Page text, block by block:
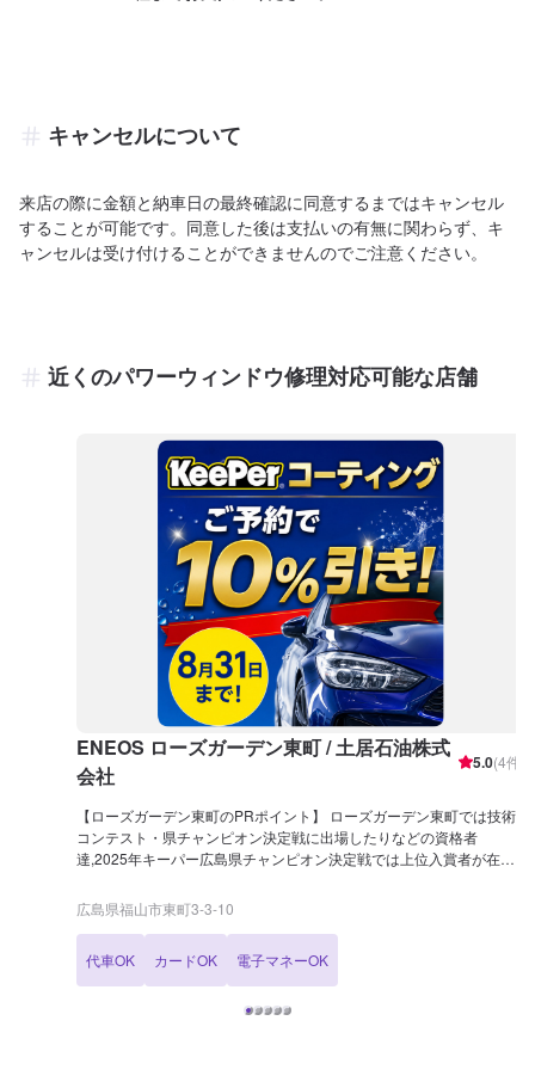
キャンセルについて
来店の際に金額と納車日の最終確認に同意するまではキャンセル
することが可能です。同意した後は支払いの有無に関わらず、キ
ャンセルは受け付けることができませんのでご注意ください。
近くのパワーウィンドウ修理対応可能な店舗
ENEOS ローズガーデン東町 / 土居石油株式
会社
5.0(4件)
【ローズガーデン東町のPRポイント】 ローズガーデン東町では技術
コンテスト・県チャンピオン決定戦に出場したりなどの資格者
達,2025年キーパー広島県チャンピオン決定戦では上位入賞者が在
グ」メニューにてご確認ください！ ENEOSのSSアプリインストール
や、LINEのお友達登録をしていただくとお得な情報を受け取ることが
ネキー新規登録でお得に給油！！ お困りごとがあればご相談くださ
い！！ 【営業時間】 整備受付時間：9：00〜18：00 給油営業時間：
広島県福山市東町3-3-10
代車OK カードOK 電子マネーOK